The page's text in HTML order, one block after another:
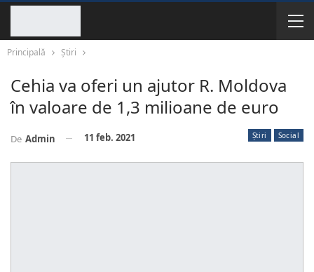
Principală Știri
Cehia va oferi un ajutor R. Moldova
în valoare de 1,3 milioane de euro
Știri Social
De Admin 11 feb. 2021